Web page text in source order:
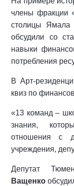
члены фракции
столицы Ямала
обсудили со
навыки
потребления
В Арт-
квиз по
«13 команд –
знания,
отношения с
учреждения,
Депутат
Ващенко